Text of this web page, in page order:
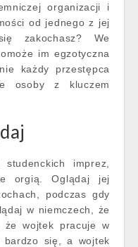
organizacji i
od jednego z jej
zakochasz? We
im egzotyczna
każdy przestępca
osoby z kluczem
imprez,
orgią. Oglądaj jej
podczas gdy
w niemczech, że
że wojtek pracuje w
bardzo się, a wojtek